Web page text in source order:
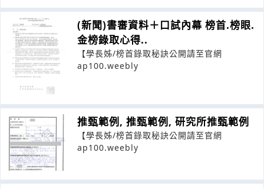
(新聞)書審資料＋口試內幕 榜首.榜眼.
金榜錄取心得..
【學長姊/榜首錄取秘訣公開請至官網
ap100.weebly
推甄範例, 推甄範例, 研究所推甄範例
【學長姊/榜首錄取秘訣公開請至官網
ap100.weebly